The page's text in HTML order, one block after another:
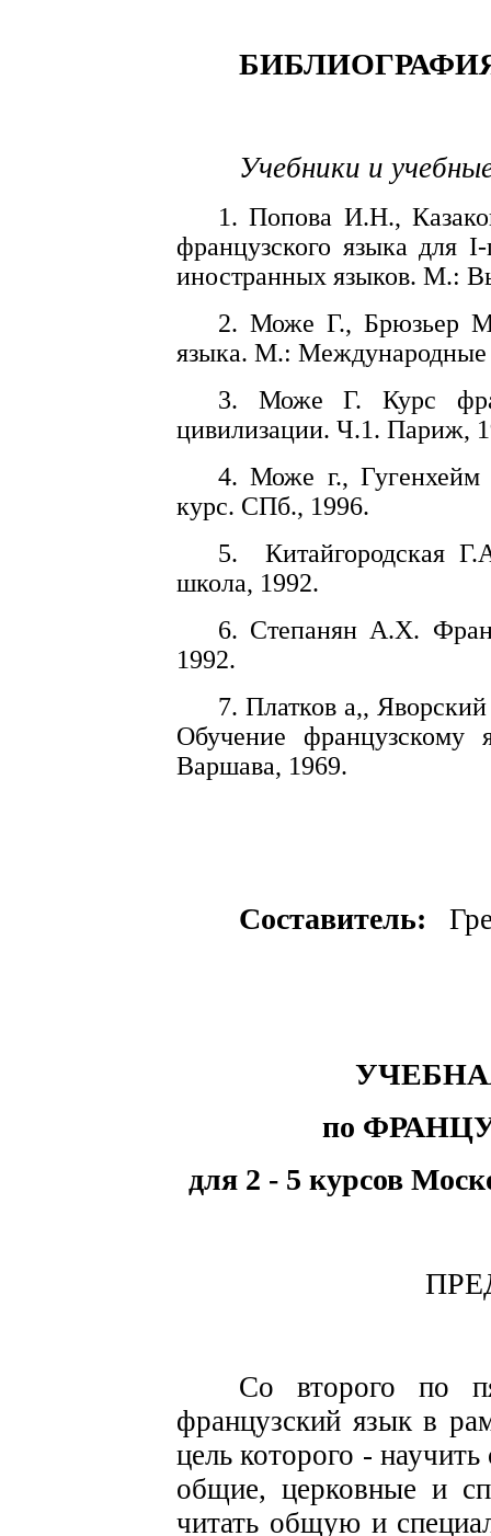
Учебники и
1. Попова И.Н.,
французского языка для
иностранных языков. М.:
2. Може Г., Брюзьер
языка. М.: Международные
3. Може Г. Курс
цивилизации. Ч.1. Париж,
4. Може г.,
курс. СПб., 1996.
5.
Китайгородская
школа, 1992.
6. Степанян А.Х.
1992.
7. Платков а,,
Обучение французскому
Варшава, 1969.
Составитель:
по
для 2 - 5 курсов
Со второго по
французский язык в
цель которого -
общие, церковные и
читать общую и